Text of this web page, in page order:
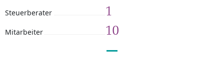
Steuerberater 1
Mitarbeiter 10